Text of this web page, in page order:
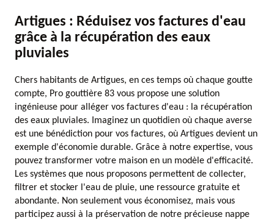
Artigues : Réduisez vos factures d'eau
grâce à la récupération des eaux
pluviales
Chers habitants de Artigues, en ces temps où chaque goutte
compte, Pro gouttière 83 vous propose une solution
ingénieuse pour alléger vos factures d'eau : la récupération
des eaux pluviales. Imaginez un quotidien où chaque averse
est une bénédiction pour vos factures, où Artigues devient un
exemple d'économie durable. Grâce à notre expertise, vous
pouvez transformer votre maison en un modèle d'efficacité.
Les systèmes que nous proposons permettent de collecter,
filtrer et stocker l'eau de pluie, une ressource gratuite et
abondante. Non seulement vous économisez, mais vous
participez aussi à la préservation de notre précieuse nappe